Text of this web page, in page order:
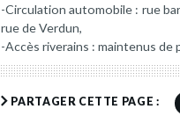
-Circulation automobile : rue
rue de Verdun,
-Accès riverains : maintenus de
PARTAGER CETTE PAGE :